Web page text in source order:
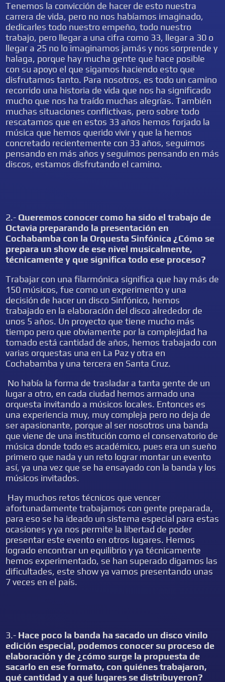
Tenemos la convicción de hacer de esto nuestra
carrera de vida, pero no nos habíamos imaginado,
dedicarles todo nuestro empeño, todo nuestro
trabajo, pero llegar a una cifra como 33, llegar a 30 o
llegar a 25 no lo imaginamos jamás y nos sorprende y
halaga, porque hay mucha gente que hace posible
con su apoyo el que sigamos haciendo esto que
disfrutamos tanto. Para nosotros, es todo un camino
recorrido una historia de vida que nos ha significado
mucho que nos ha traído muchas alegrías. También
muchas situaciones conflictivas, pero sobre todo
rescatamos que en estos 33 años hemos forjado la
música que hemos querido vivir y que la hemos
concretado recientemente con 33 años, seguimos
pensando en más años y seguimos pensando en más
discos, estamos disfrutando el camino.
2.- Queremos conocer como ha sido el trabajo de
Octavia preparando la presentación en
Cochabamba con la Orquesta Sinfónica ¿Cómo se
prepara un show de ese nivel musicalmente,
técnicamente y que significa todo ese proceso?
Trabajar con una filarmónica significa que hay más de
150 músicos, fue como un experimento y una
decisión de hacer un disco Sinfónico, hemos
trabajado en la elaboración del disco alrededor de
unos 5 años. Un proyecto que tiene mucho más
tiempo pero que obviamente por la complejidad ha
tomado está cantidad de años, hemos trabajado con
varias orquestas una en La Paz y otra en
Cochabamba y una tercera en Santa Cruz.
No había la forma de trasladar a tanta gente de un
lugar a otro, en cada ciudad hemos armado una
orquesta invitando a músicos locales. Entonces es
una experiencia muy, muy compleja pero no deja de
ser apasionante, porque al ser nosotros una banda
que viene de una institución como el conservatorio de
música donde todo es académico, pues era un sueño
primero que nada y un reto lograr montar un evento
así, ya una vez que se ha ensayado con la banda y los
músicos invitados.
Hay muchos retos técnicos que vencer
afortunadamente trabajamos con gente preparada,
para eso se ha ideado un sistema especial para estas
ocasiones y ya nos permite la libertad de poder
presentar este evento en otros lugares. Hemos
logrado encontrar un equilibrio y ya técnicamente
hemos experimentado, se han superado digamos las
dificultades, este show ya vamos presentando unas
7 veces en el país.
3.- Hace poco la banda ha sacado un disco vinilo
edición especial, podemos conocer su proceso de
elaboración y de ¿cómo surge la propuesta de
sacarlo en ese formato, con quiénes trabajaron,
qué cantidad y a qué lugares se distribuyeron?